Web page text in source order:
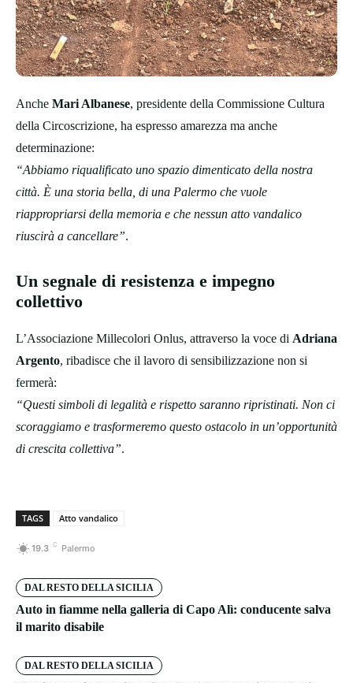
Anche Mari Albanese, presidente della Commissione Cultura
della Circoscrizione, ha espresso amarezza ma anche
determinazione:
“Abbiamo riqualificato uno spazio dimenticato della nostra
città. È una storia bella, di una Palermo che vuole
riappropriarsi della memoria e che nessun atto vandalico
riuscirà a cancellare”.
Un segnale di resistenza e impegno
collettivo
L’Associazione Millecolori Onlus, attraverso la voce di Adriana
Argento, ribadisce che il lavoro di sensibilizzazione non si
fermerà:
“Questi simboli di legalità e rispetto saranno ripristinati. Non ci
scoraggiamo e trasformeremo questo ostacolo in un’opportunità
di crescita collettiva”.
TAGS Atto vandalico
19.3 C Palermo
DAL RESTO DELLA SICILIA
Auto in fiamme nella galleria di Capo Alì: conducente salva
il marito disabile
DAL RESTO DELLA SICILIA